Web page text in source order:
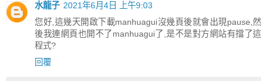
水龍子 2021年6月4日 上午9:03
您好,這幾天開啟下載manhuagui沒幾頁後就會出現pause,然
後我連網頁也開不了manhuagui了,是不是對方網站有擋了這
程式?
回覆